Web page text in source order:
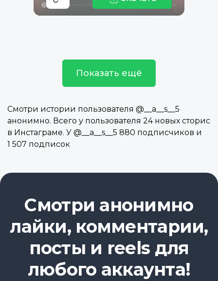
Показать ещё
Смотри истории пользователя @__a__s__5
анонимно. Всего у пользователя 24 новых сторис
в Инстаграме. У @__a__s__5 880 подписчиков и
1 507 подписок
Смотри анонимно
лайки, комментарии,
посты и reels для
любого аккаунта!